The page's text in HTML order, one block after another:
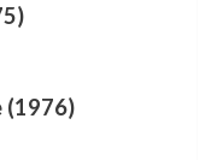
(1976)